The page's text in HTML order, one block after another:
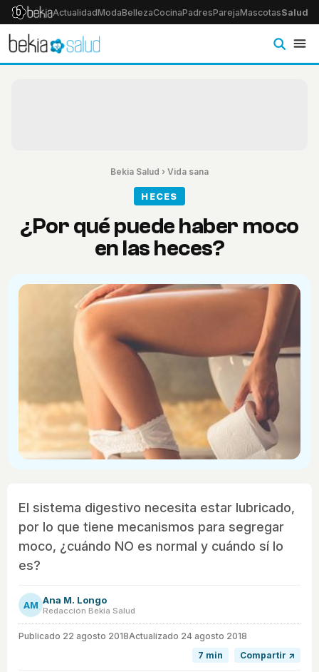
ActualidadModaBellezaCocinaPadresParejaMascotasSalud
Bekia Salud › Vida sana
HECES
¿Por qué puede haber moco
en las heces?
El sistema digestivo necesita estar lubricado,
por lo que tiene mecanismos para segregar
moco, ¿cuándo NO es normal y cuándo sí lo
es?
AM Ana M. Longo
Redacción Bekia Salud
Publicado 22 agosto 2018Actualizado 24 agosto 2018
7 min
Compartir ↗